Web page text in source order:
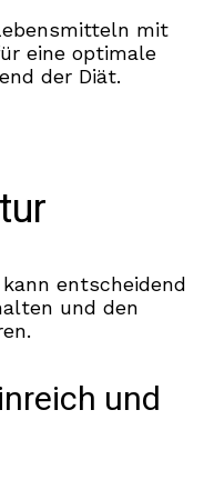
mit
eine optimale
der Diät.
entscheidend
und den
und